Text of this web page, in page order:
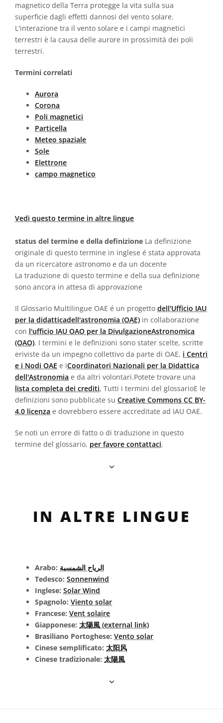
magnetico della Terra protegge la vita sulla sua
superficie dagli effetti dannosi del vento solare.
L'interazione tra il vento solare e i campi magnetici
terrestri è la causa delle aurore in prossimità dei poli
terrestri.
Termini correlati
Aurora
Corona
Poli magnetici
Particella
Meteo spaziale
Sole
Elettrone
campo magnetico
Vedi questo termine in altre lingue
status del termine e della definizione La definizione
originale di questo termine in inglese é stata approvata
da un ricercatore astronomo e da un docente
La traduzione di questo termine e della sua definizione
sono ancora in attesa di approvazione
Il Glossario Multilingue OAE é un progetto dell'Ufficio IAU
per la didatticadell'astronomia (OAE) in collaborazione
con l'ufficio IAU OAO per la DivulgazioneAstronomica
(OAO). I termini e le definizioni sono stater scelte, scritte
eriviste da un impegno collettivo da parte di OAE, i Centri
e i Nodi OAE e iCoordinatori Nazionali per la Didattica
dell'Astronomia e da altri volontari.Potete trovare una
lista completa dei crediti, Tutti i termini del glossarioE le
definizioni sono pubblicate su Creative Commons CC BY-
4.0 licenza e dovrebbero essere accreditate ad IAU OAE.
Se noti un errore di fatto o di traduzione in questo
termine del glossario, per favore contattaci.
IN ALTRE LINGUE
Arabo: الرياح الشمسية
Tedesco: Sonnenwind
Inglese: Solar Wind
Spagnolo: Viento solar
Francese: Vent solaire
Giapponese: 太陽風 (external link)
Brasiliano Portoghese: Vento solar
Cinese semplificato: 太阳风
Cinese tradizionale: 太陽風